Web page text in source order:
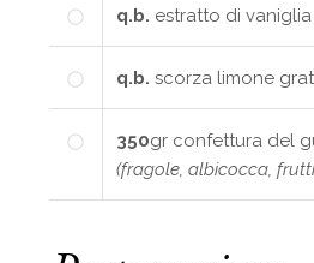
q.b. estratto di vaniglia
q.b. scorza limone
350gr confettura del
(fragole, albicocca,